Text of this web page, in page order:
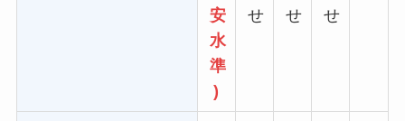
安
水
準
)
せ
せ
せ